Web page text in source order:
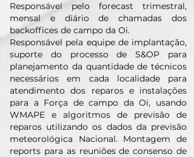
Responsável pelo forecast trimestral,
mensal e diário de chamadas dos
backoffices de campo da Oi.
Responsável pela equipe de implantação,
suporte do processo de S&OP para
planejamento da quantidade de técnicos
necessários em cada localidade para
atendimento dos reparos e instalações
para a Força de campo da Oi, usando
WMAPE e algoritmos de previsão de
reparos utilizando os dados da previsão
meteorológica Nacional. Montagem de
reports para as reuniões de consenso de